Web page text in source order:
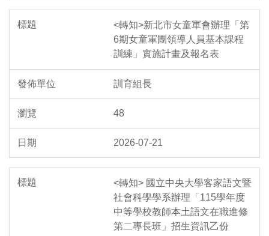
<轉知>新北市女童軍會辦理「第
6期女童軍團領導人員基本課程
訓練」實施計畫及報名表
訓育組長
48
2026-07-21
<轉知> 國立中央大學客家語文暨
社會科學學系辦理「115學年度
中等學校教師本土語文在職進修
第二專長班」招生資訊乙份